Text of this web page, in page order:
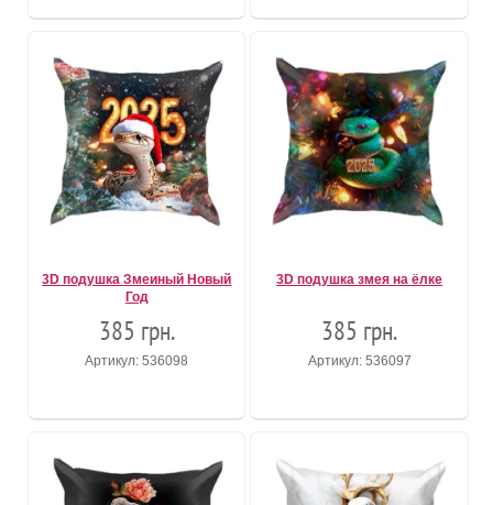
3D подушка Змеиный Новый
Год
385 грн.
Артикул: 536098
3D подушка змея на ёлке
385 грн.
Артикул: 536097